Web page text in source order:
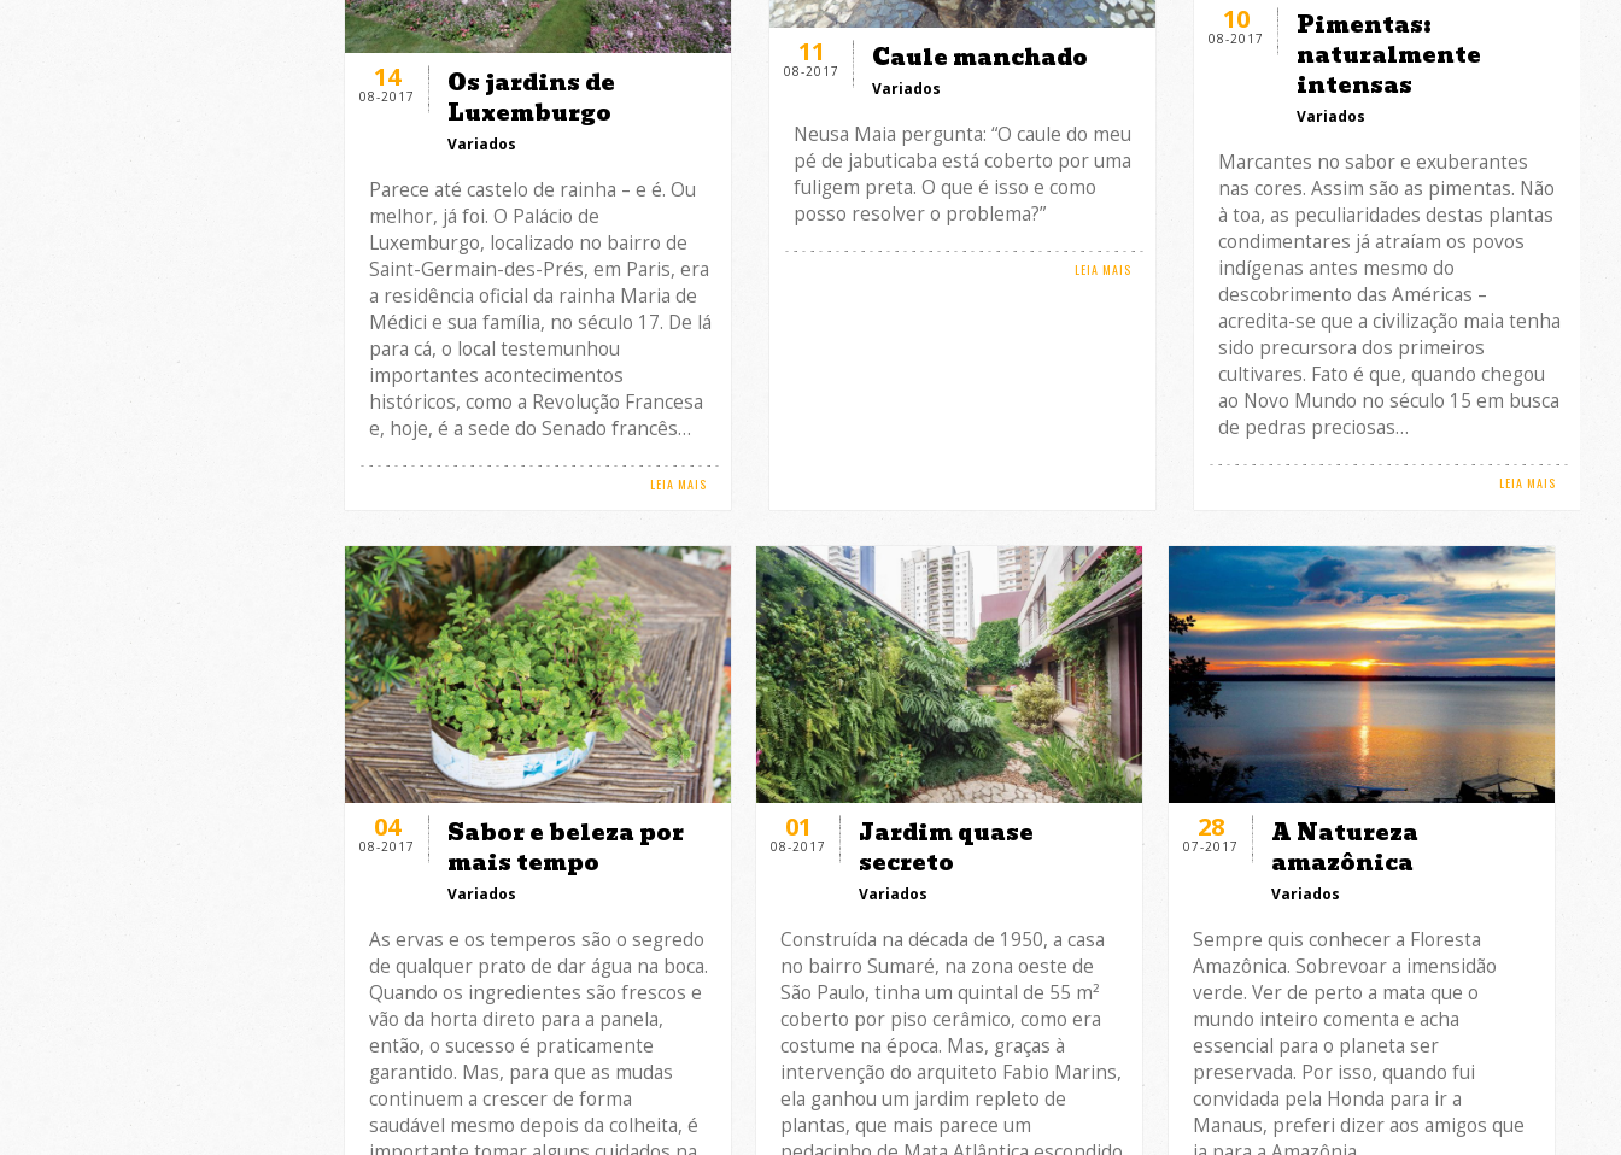
14
08-2017
Os jardins de
Luxemburgo
Variados
Parece até castelo de rainha – e é. Ou
melhor, já foi. O Palácio de
Luxemburgo, localizado no bairro de
Saint-Germain-des-Prés, em Paris, era
a residência oficial da rainha Maria de
Médici e sua família, no século 17. De lá
para cá, o local testemunhou
importantes acontecimentos
históricos, como a Revolução Francesa
e, hoje, é a sede do Senado francês…
LEIA MAIS
11
08-2017 Caule manchado
Variados
Neusa Maia pergunta: “O caule do meu
pé de jabuticaba está coberto por uma
fuligem preta. O que é isso e como
posso resolver o problema?”
LEIA MAIS
10
08-2017
Pimentas:
naturalmente
intensas
Variados
Marcantes no sabor e exuberantes
nas cores. Assim são as pimentas. Não
à toa, as peculiaridades destas plantas
condimentares já atraíam os povos
indígenas antes mesmo do
descobrimento das Américas –
acredita-se que a civilização maia tenha
sido precursora dos primeiros
cultivares. Fato é que, quando chegou
ao Novo Mundo no século 15 em busca
de pedras preciosas…
LEIA MAIS
04
08-2017
Sabor e beleza por
mais tempo
Variados
As ervas e os temperos são o segredo
de qualquer prato de dar água na boca.
Quando os ingredientes são frescos e
vão da horta direto para a panela,
então, o sucesso é praticamente
garantido. Mas, para que as mudas
continuem a crescer de forma
saudável mesmo depois da colheita, é
01
08-2017
Jardim quase
secreto
Variados
Construída na década de 1950, a casa
no bairro Sumaré, na zona oeste de
São Paulo, tinha um quintal de 55 m²
coberto por piso cerâmico, como era
costume na época. Mas, graças à
intervenção do arquiteto Fabio Marins,
ela ganhou um jardim repleto de
plantas, que mais parece um
28
07-2017
A Natureza
amazônica
Variados
Sempre quis conhecer a Floresta
Amazônica. Sobrevoar a imensidão
verde. Ver de perto a mata que o
mundo inteiro comenta e acha
essencial para o planeta ser
preservada. Por isso, quando fui
convidada pela Honda para ir a
Manaus, preferi dizer aos amigos que